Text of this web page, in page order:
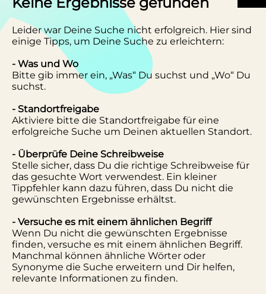
Leider war Deine Suche nicht erfolgreich. Hier sind
einige Tipps, um Deine Suche zu erleichtern:
- Was und Wo
Bitte gib immer ein, „Was“ Du suchst und „Wo“ Du
suchst.
- Standortfreigabe
Aktiviere bitte die Standortfreigabe für eine
erfolgreiche Suche um Deinen aktuellen Standort.
- Überprüfe Deine Schreibweise
Stelle sicher, dass Du die richtige Schreibweise für
das gesuchte Wort verwendest. Ein kleiner
Tippfehler kann dazu führen, dass Du nicht die
gewünschten Ergebnisse erhältst.
- Versuche es mit einem ähnlichen Begriff
Wenn Du nicht die gewünschten Ergebnisse
finden, versuche es mit einem ähnlichen Begriff.
Manchmal können ähnliche Wörter oder
Synonyme die Suche erweitern und Dir helfen,
relevante Informationen zu finden.